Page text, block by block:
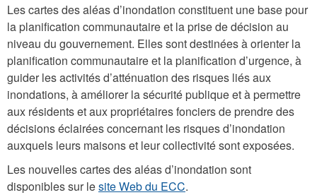
Les cartes des aléas d’inondation constituent une base pour
la planification communautaire et la prise de décision au
niveau du gouvernement. Elles sont destinées à orienter la
planification communautaire et la planification d’urgence, à
guider les activités d’atténuation des risques liés aux
inondations, à améliorer la sécurité publique et à permettre
aux résidents et aux propriétaires fonciers de prendre des
décisions éclairées concernant les risques d’inondation
auxquels leurs maisons et leur collectivité sont exposées.
Les nouvelles cartes des aléas d’inondation sont
disponibles sur lesite Web du ECC.